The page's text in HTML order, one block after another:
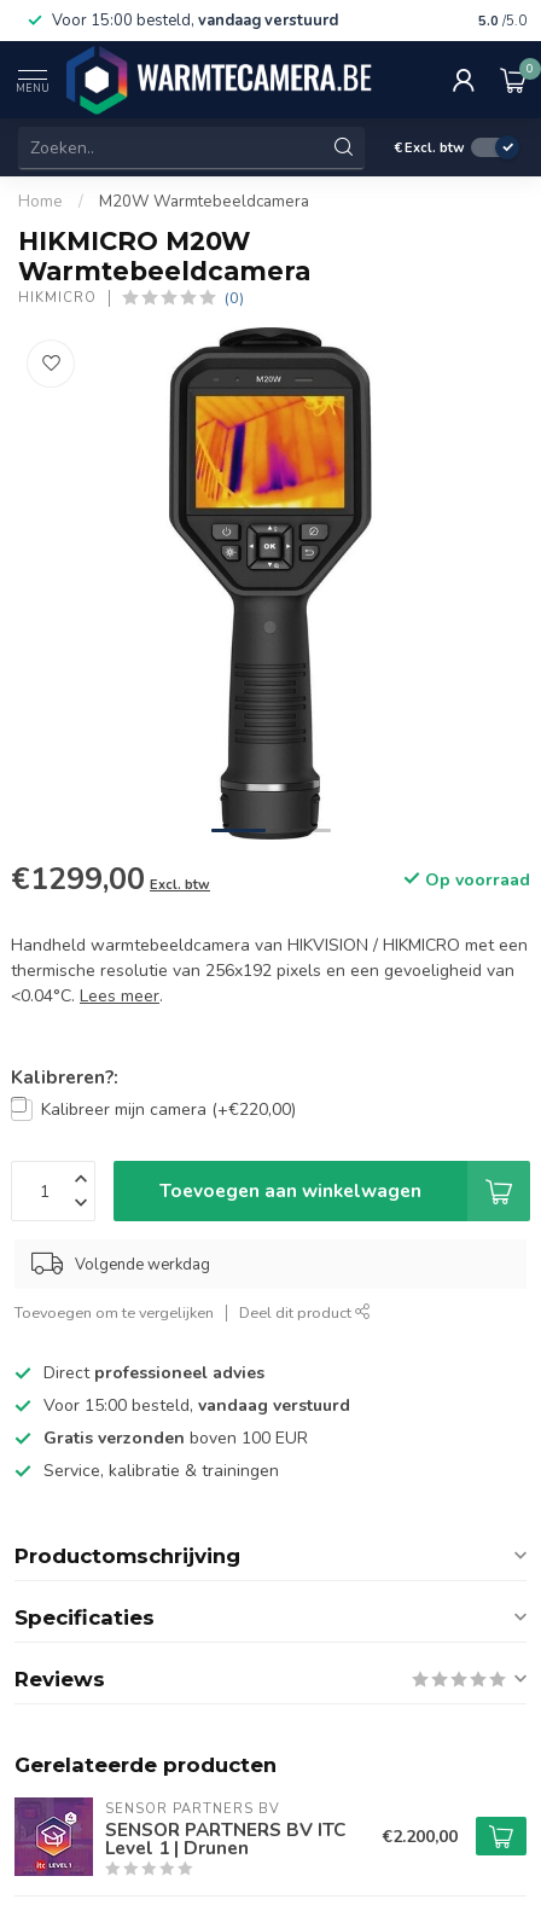
Voor 15:00 besteld, vandaag verstuurd Gratis
5.0 /5.0
MENU
0
€Excl. btw
Home / M20W Warmtebeeldcamera
HIKMICRO M20W
Warmtebeeldcamera
HIKMICRO (0)
€1299,00 Excl. btw Op voorraad
Handheld warmtebeeldcamera van HIKVISION / HIKMICRO met een
thermische resolutie van 256x192 pixels en een gevoeligheid van
<0.04°C. Lees meer.
Kalibreren?:
Kalibreer mijn camera (+€220,00)
Toevoegen aan winkelwagen
Volgende werkdag
Toevoegen om te vergelijken Deel dit product
Direct professioneel advies
Voor 15:00 besteld, vandaag verstuurd
Gratis verzonden boven 100 EUR
Service, kalibratie & trainingen
Productomschrijving
Specificaties
Reviews
Gerelateerde producten
SENSOR PARTNERS BV
SENSOR PARTNERS BV ITC
Level 1 | Drunen €2.200,00